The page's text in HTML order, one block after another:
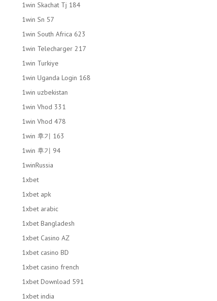
1win Skachat Tj 184
1win Sn 57
1win South Africa 623
1win Telecharger 217
1win Turkiye
1win Uganda Login 168
1win uzbekistan
1win Vhod 331
1win Vhod 478
1win 후기 163
1win 후기 94
1winRussia
1xbet
1xbet apk
1xbet arabic
1xbet Bangladesh
1xbet Casino AZ
1xbet casino BD
1xbet casino french
1xbet Download 591
1xbet india